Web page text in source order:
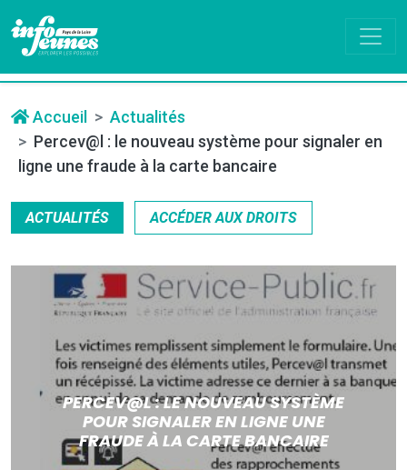
Accueil
Actualités
Percev@l : le nouveau système pour signaler en
ligne une fraude à la carte bancaire
ACTUALITÉS ACCÉDER AUX DROITS
PERCEV@L : LE NOUVEAU SYSTÈME
POUR SIGNALER EN LIGNE UNE
FRAUDE À LA CARTE BANCAIRE